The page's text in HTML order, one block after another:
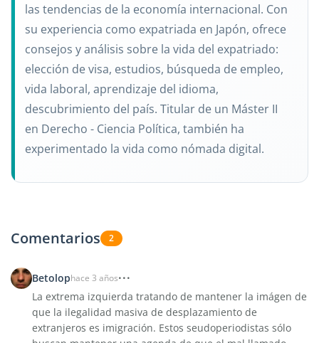
las tendencias de la economía internacional. Con
su experiencia como expatriada en Japón, ofrece
consejos y análisis sobre la vida del expatriado:
elección de visa, estudios, búsqueda de empleo,
vida laboral, aprendizaje del idioma,
descubrimiento del país. Titular de un Máster II
en Derecho - Ciencia Política, también ha
experimentado la vida como nómada digital.
Comentarios 2
Betolophace 3 años
La extrema izquierda tratando de mantener la imágen de
que la ilegalidad masiva de desplazamiento de
extranjeros es imigración. Estos seudoperiodistas sólo